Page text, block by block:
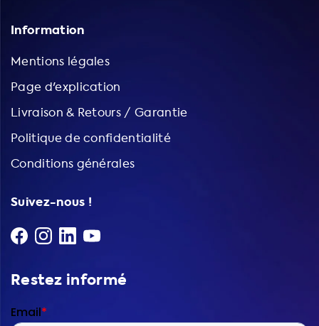
Information
Mentions légales
Page d'explication
Livraison & Retours / Garantie
Politique de confidentialité
Conditions générales
Suivez-nous !
Restez informé